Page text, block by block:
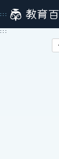
到
主
:::
:::